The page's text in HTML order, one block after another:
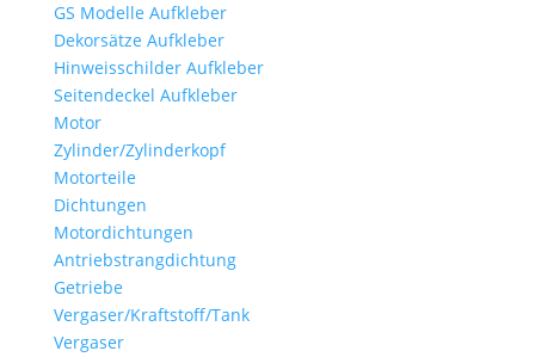
GS Modelle Aufkleber
Dekorsätze Aufkleber
Hinweisschilder Aufkleber
Seitendeckel Aufkleber
Motor
Zylinder/Zylinderkopf
Motorteile
Dichtungen
Motordichtungen
Antriebstrangdichtung
Getriebe
Vergaser/Kraftstoff/Tank
Vergaser